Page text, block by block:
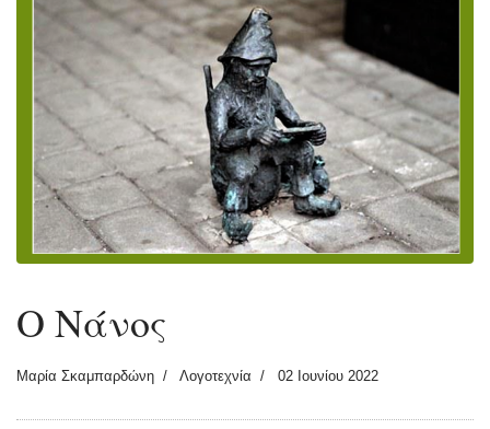
Ο Νάνος
Μαρία Σκαμπαρδώνη Λογοτεχνία 02 Ιουνίου 2022